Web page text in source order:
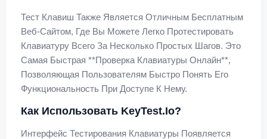
Тест Клавиш Также Является Отличным Бесплатным
Веб-Сайтом, Где Вы Можете Легко Протестировать
Клавиатуру Всего За Несколько Простых Шагов. Это
Самая Быстрая **проверка Клавиатуры Онлайн**,
Позволяющая Пользователям Быстро Понять Его
Функциональность При Доступе К Нему.
Как Использовать KeyTest.io?
Интерфейс Тестирования Клавиатуры Появляется